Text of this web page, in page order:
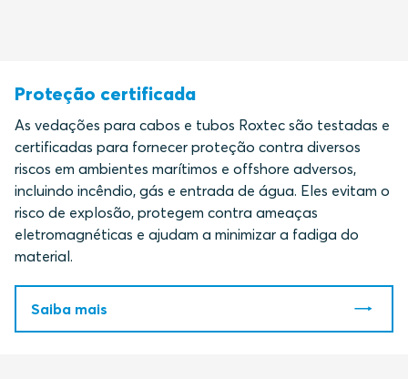
Proteção certificada
As vedações para cabos e tubos Roxtec são testadas e
certificadas para fornecer proteção contra diversos
riscos em ambientes marítimos e offshore adversos,
incluindo incêndio, gás e entrada de água. Eles evitam o
risco de explosão, protegem contra ameaças
eletromagnéticas e ajudam a minimizar a fadiga do
material.
Saiba mais